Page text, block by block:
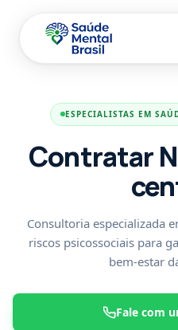
ESPECIALISTAS EM
Contratar
Consultoria especializada
riscos psicossociais para
bem-estar
Fale com